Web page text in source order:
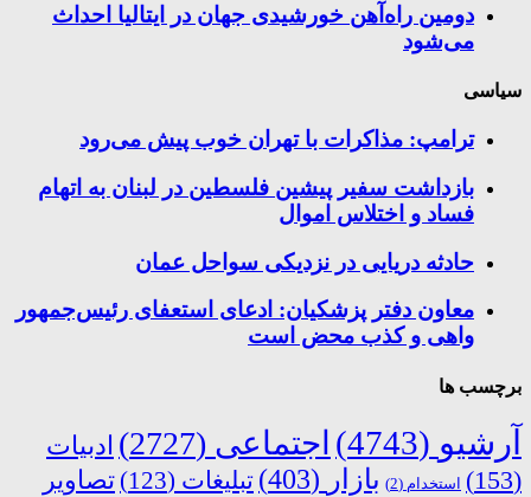
دومین راه‌آهن خورشیدی جهان در ایتالیا احداث
می‌شود
سیاسی
ترامپ: مذاکرات با تهران خوب پیش می‌رود
بازداشت سفیر پیشین فلسطین در لبنان به اتهام
فساد و اختلاس اموال
حادثه دریایی در نزدیکی سواحل عمان
معاون دفتر پزشکیان: ادعای استعفای رئیس‌جمهور
واهی و کذب محض است
برچسب ها
آرشیو (4743) اجتماعی (2727)
ادبیات
(153)
استخدام (2) بازار (403) تبلیغات (123)
تصاویر